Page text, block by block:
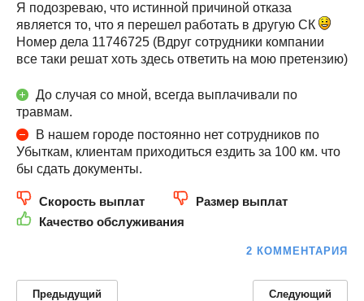
Я подозреваю, что истинной причиной отказа
является то, что я перешел работать в другую СК
Номер дела 11746725 (Вдруг сотрудники компании
все таки решат хоть здесь ответить на мою претензию)
До случая со мной, всегда выплачивали по
травмам.
В нашем городе постоянно нет сотрудников по
Убыткам, клиентам приходиться ездить за 100 км. что
бы сдать документы.
Скорость выплат
Размер выплат
Качество обслуживания
2 КОММЕНТАРИЯ
Предыдущий Следующий